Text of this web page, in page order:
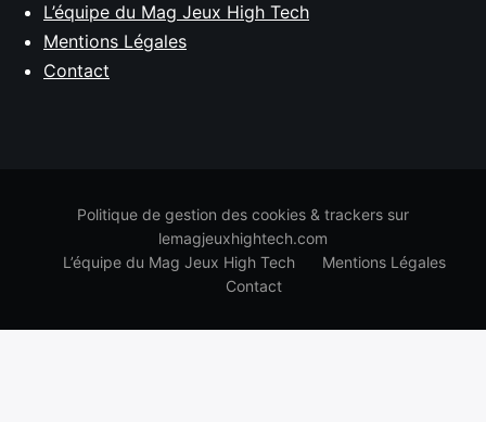
L’équipe du Mag Jeux High Tech
Mentions Légales
Contact
Politique de gestion des cookies & trackers sur
lemagjeuxhightech.com
L’équipe du Mag Jeux High Tech
Mentions Légales
Contact